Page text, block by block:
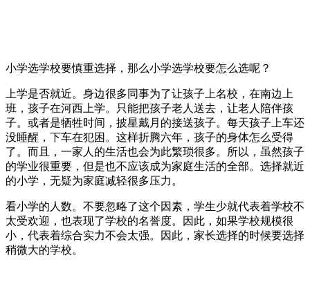
小学选学校要慎重选择，那么小学选学校要怎么选呢？
上学是否就近。身边很多同事为了让孩子上名校，在南边上
班，孩子在河西上学。只能把孩子老人送去，让老人陪伴孩
子。或者是牺牲时间，披星戴月的接送孩子。每天孩子上车还
没睡醒，下车在犯困。这样折腾六年，孩子的身体怎么受得
了。而且，一家人的生活也会为此繁琐很多。所以，虽然孩子
的学业很重要，但是也不应该成为家庭生活的全部。选择就近
的小学，无疑为家庭减轻很多压力。
看小学的人数。不要忽略了这个因素，学生少就代表着学校不
太受欢迎，也表现了学校的名誉度。因此，如果学校规模很
小，代表着综合实力不会太强。因此，家长选择的时候要选择
稍微大的学校。